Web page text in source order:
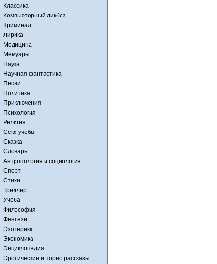
Классика
Компьютерный ликбез
Криминал
Лирика
Медицина
Мемуары
Наука
Научная фантастика
Песни
Политика
Приключения
Психология
Религия
Секс-учеба
Сказка
Словарь
Антропология и социология
Спорт
Стихи
Триллер
Учеба
Философия
Фентези
Эзотерика
Экономика
Энциклопедия
Эротические и порно рассказы